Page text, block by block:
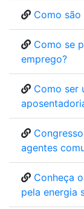
Como são
Como se
emprego?
Como ser
agentes
Conheça
pela energia